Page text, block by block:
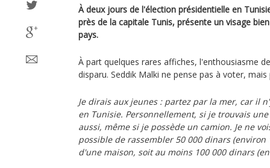
À deux jours de l'élection présidentielle en
près de la capitale Tunis, présente un visage
pays.
À part quelques rares affiches, l'enthousiasme
disparu. Seddik Malki ne pense pas à voter,
Je dirais aux jeunes : partez par la mer, car il
en Tunisie. Personnellement, si je trouvais
aussi, même si je possède un camion. Je ne
possible de rassembler 50 000 dinars (environ
d'une maison, soit au moins 100 000 dinars